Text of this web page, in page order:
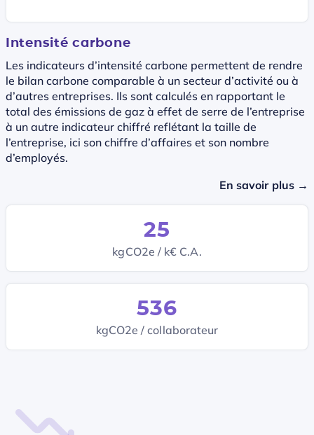
Intensité carbone
Les indicateurs d’intensité carbone permettent de rendre
le bilan carbone comparable à un secteur d’activité ou à
d’autres entreprises. Ils sont calculés en rapportant le
total des émissions de gaz à effet de serre de l’entreprise
à un autre indicateur chiffré reflétant la taille de
l’entreprise, ici son chiffre d’affaires et son nombre
d’employés.
En savoir plus →
25
kgCO2e / k€ C.A.
536
kgCO2e / collaborateur